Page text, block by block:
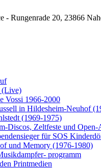
- Rungenrade 20, 23866
(Live)
Vossi 1966-2000
in Hildesheim-Neuhof
(1969-1975)
Discos, Zeltfeste und
für SOS
und Memory (1976-1980)
programm
Printmedien